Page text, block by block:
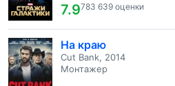
7.9783 639 оценки
На краю
Cut Bank, 2014
Монтажер